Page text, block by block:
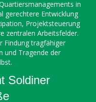
in
gerechtere Entwicklung
Projektsteuerung
zentralen Arbeitsfelder.
Findung tragfähiger
und Tragende der
Soldiner